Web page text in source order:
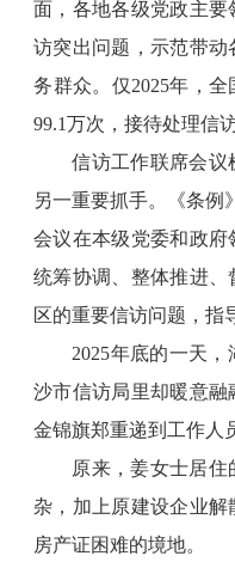
面，各地各级党政主
访突出问题，示范带
务群众。仅2025年，
99.1万次，接待处理信
信访工作联席会议
另一重要抓手。《条例
会议在本级党委和政
统筹协调、整体推进
区的重要信访问题，指
2025年底的一天
沙市信访局里却暖意
金锦旗郑重递到工作人
原来，姜女士居
杂，加上原建设企业
房产证困难的境地。